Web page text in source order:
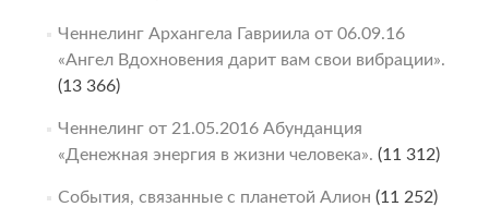
Ченнелинг Архангела Гавриила от 06.09.16
«Ангел Вдохновения дарит вам свои вибрации».
(13 366)
Ченнелинг от 21.05.2016 Абунданция
«Денежная энергия в жизни человека». (11 312)
События, связанные с планетой Алион (11 252)